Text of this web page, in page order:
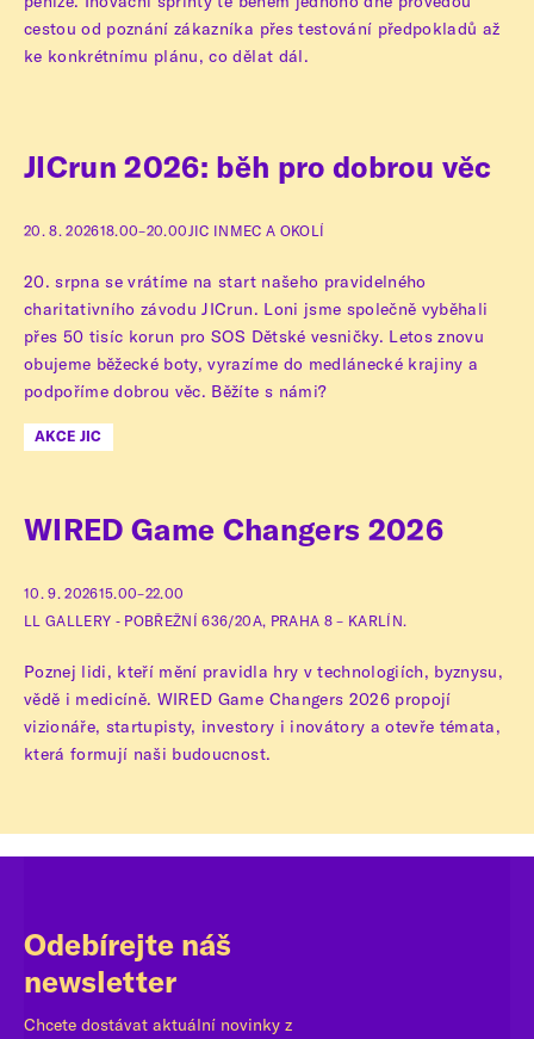
cestou od poznání zákazníka přes testování předpokladů až
ke konkrétnímu plánu, co dělat dál.
JICrun 2026: běh pro dobrou věc
20. 8. 202618.00–20.00 JIC INMEC A OKOLÍ
20. srpna se vrátíme na start našeho pravidelného
charitativního závodu JICrun. Loni jsme společně vyběhali
přes 50 tisíc korun pro SOS Dětské vesničky. Letos znovu
obujeme běžecké boty, vyrazíme do medlánecké krajiny a
podpoříme dobrou věc. Běžíte s námi?
AKCE JIC
WIRED Game Changers 2026
10. 9. 202615.00–22.00
LL GALLERY ‑ POBŘEŽNÍ 636/20A, PRAHA 8 – KARLÍN.
Poznej lidi, kteří mění pravidla hry v technologiích, byznysu,
vědě i medicíně. WIRED Game Changers 2026 propojí
vizionáře, startupisty, investory i inovátory a otevře témata,
která formují naši budoucnost.
Odebírejte náš
newsletter
Chcete dostávat aktuální novinky z